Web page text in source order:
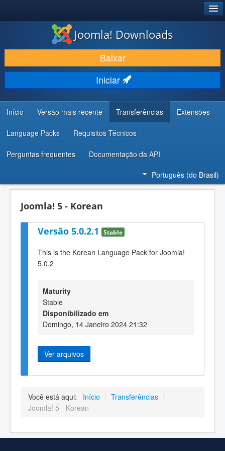
BAIXAR E APRIMORAR
DESCUBRA & APRENDA
COMUNIDADE & SUPORTE
RECURSOS PARA DESENVOLVEDORES
Joomla! Downloads
Baixar
Iniciar
Início Versão mais recente Transferências Extensões
Language Packs Requisitos Técnicos
Perguntas frequentes Documentação da API
Português (do Brasil)
Joomla! 5 - Korean
Versão 5.0.2.1 Stable
This is the Korean Language Pack for Joomla!
5.0.2
Maturity
Stable
Disponibilizado em
Domingo, 14 Janeiro 2024 21:32
Ver arquivos
Você está aqui: Início / Transferências /
Joomla! 5 - Korean